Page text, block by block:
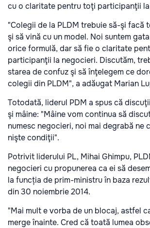
cu o claritate pentru toţi participanţii
"Colegii de la PLDM trebuie să-şi facă
şi să vină cu un model. Noi suntem
orice formulă, dar să fie o claritate
participanţii la negocieri. Discutăm,
starea de confuz şi să înţelegem ce
colegii din PLDM", a adăugat Marian
Totodată, liderul PDM a spus că
şi mâine: "Mâine vom continua să
numesc negocieri, noi mai degrabă ne
nişte condiţii".
Potrivit liderului PL, Mihai Ghimpu,
negocieri cu propunerea ca ei să
la funcția de prim-ministru în baza
din 30 noiembrie 2014.
"Mai mult e vorba de un blocaj, astfel
merge înainte. Cred că toată lumea